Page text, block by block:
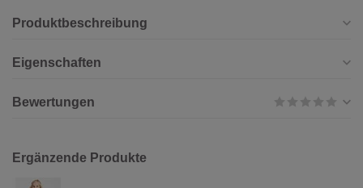
Produktbeschreibung
Eigenschaften
Bewertungen
Ergänzende Produkte